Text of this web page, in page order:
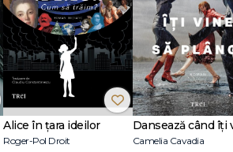
Alice în țara ideilor
Roger-Pol Droit Camelia Cavadia